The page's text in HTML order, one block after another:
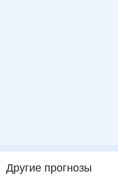
Другие прогнозы